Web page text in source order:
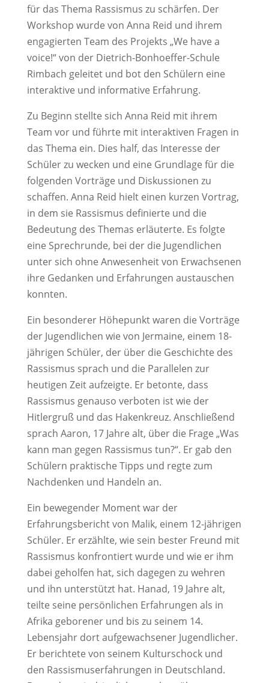
für das Thema Rassismus zu schärfen. Der
Workshop wurde von Anna Reid und ihrem
engagierten Team des Projekts „We have a
voice!“ von der Dietrich-Bonhoeffer-Schule
Rimbach geleitet und bot den Schülern eine
interaktive und informative Erfahrung.
Zu Beginn stellte sich Anna Reid mit ihrem
Team vor und führte mit interaktiven Fragen in
das Thema ein. Dies half, das Interesse der
Schüler zu wecken und eine Grundlage für die
folgenden Vorträge und Diskussionen zu
schaffen. Anna Reid hielt einen kurzen Vortrag,
in dem sie Rassismus definierte und die
Bedeutung des Themas erläuterte. Es folgte
eine Sprechrunde, bei der die Jugendlichen
unter sich ohne Anwesenheit von Erwachsenen
ihre Gedanken und Erfahrungen austauschen
konnten.
Ein besonderer Höhepunkt waren die Vorträge
der Jugendlichen wie von Jermaine, einem 18-
jährigen Schüler, der über die Geschichte des
Rassismus sprach und die Parallelen zur
heutigen Zeit aufzeigte. Er betonte, dass
Rassismus genauso verboten ist wie der
Hitlergruß und das Hakenkreuz. Anschließend
sprach Aaron, 17 Jahre alt, über die Frage „Was
kann man gegen Rassismus tun?“. Er gab den
Schülern praktische Tipps und regte zum
Nachdenken und Handeln an.
Ein bewegender Moment war der
Erfahrungsbericht von Malik, einem 12-jährigen
Schüler. Er erzählte, wie sein bester Freund mit
Rassismus konfrontiert wurde und wie er ihm
dabei geholfen hat, sich dagegen zu wehren
und ihn unterstützt hat. Hanad, 19 Jahre alt,
teilte seine persönlichen Erfahrungen als in
Afrika geborener und bis zu seinem 14.
Lebensjahr dort aufgewachsener Jugendlicher.
Er berichtete von seinem Kulturschock und
den Rassismuserfahrungen in Deutschland.